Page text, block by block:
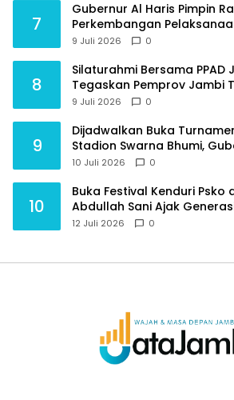
7
Gubernur Al Haris Pimpin
Perkembangan
Pembangunan Triwulan II
9 Juli 2026 0
8
Silaturahmi Bersama PPAD
Tegaskan Pemprov Jambi
Purnawirawan
9 Juli 2026 0
9
Dijadwalkan Buka
Stadion Swarna Bhumi,
Berlaga Lawan Tim Urawa
10 Juli 2026 0
10
Buka Festival Kenduri Psko
Abdullah Sani Ajak
Budaya dan Jauhi Narkoba
12 Juli 2026 0